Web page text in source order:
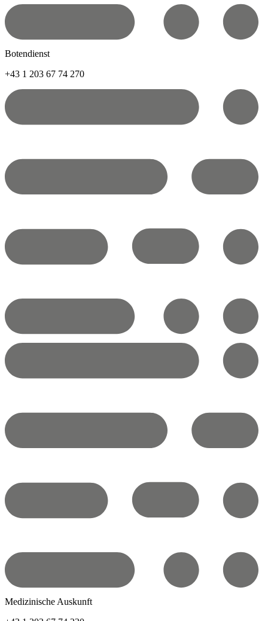
Botendienst
+43 1 203 67 74 270
Medizinische Auskunft